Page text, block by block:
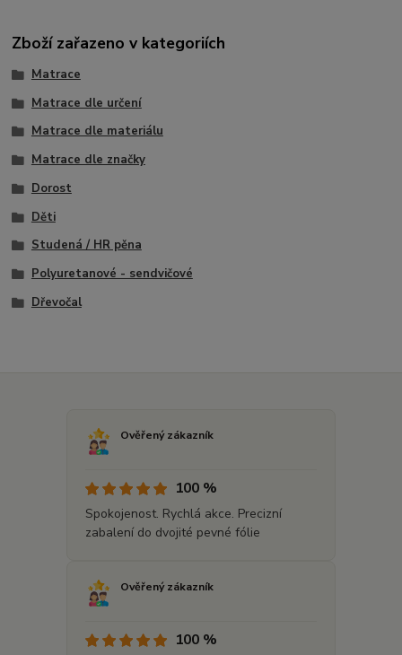
Zboží zařazeno v kategoriích
Matrace
Matrace dle určení
Matrace dle materiálu
Matrace dle značky
Dorost
Děti
Studená / HR pěna
Polyuretanové - sendvičové
Dřevočal
Ověřený zákazník
100 %
Spokojenost. Rychlá akce. Precizní
zabalení do dvojité pevné fólie
Ověřený zákazník
100 %